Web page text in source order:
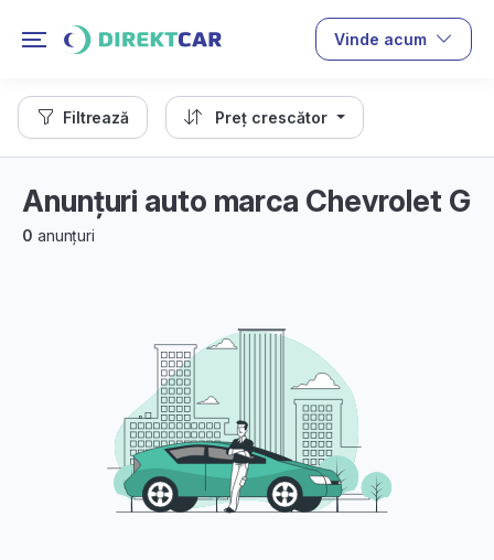
Vinde acum
Filtrează Preț crescător
Anunțuri auto marca Chevrolet G
0 anunțuri